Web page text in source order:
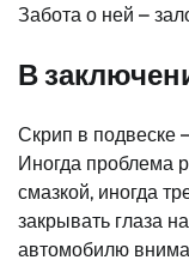
Забота о ней –
В
Скрип в подвеске
Иногда проблема
смазкой, иногда
закрывать глаза
автомобилю